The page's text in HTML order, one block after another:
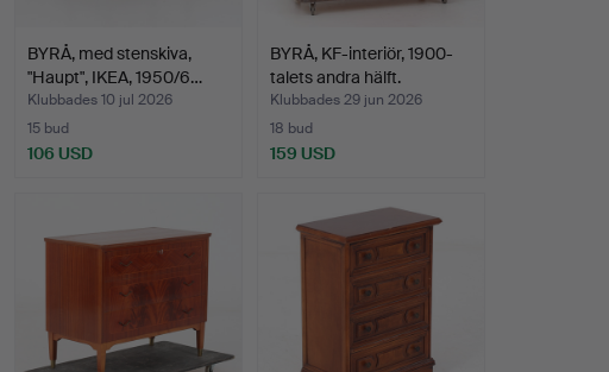
BYRÅ, med stenskiva,
"Haupt", IKEA, 1950/6…
Klubbades 10 jul 2026
15 bud
106 USD
BYRÅ, KF-interiör, 1900-
talets andra hälft.
Klubbades 29 jun 2026
18 bud
159 USD